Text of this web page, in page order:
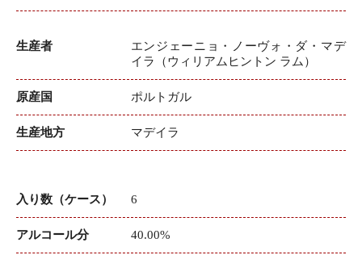
生産者
エンジェーニョ・ノーヴォ・ダ・マデ
イラ（ウィリアムヒントン ラム）
原産国 ポルトガル
生産地方 マデイラ
入り数（ケース） 6
アルコール分 40.00%